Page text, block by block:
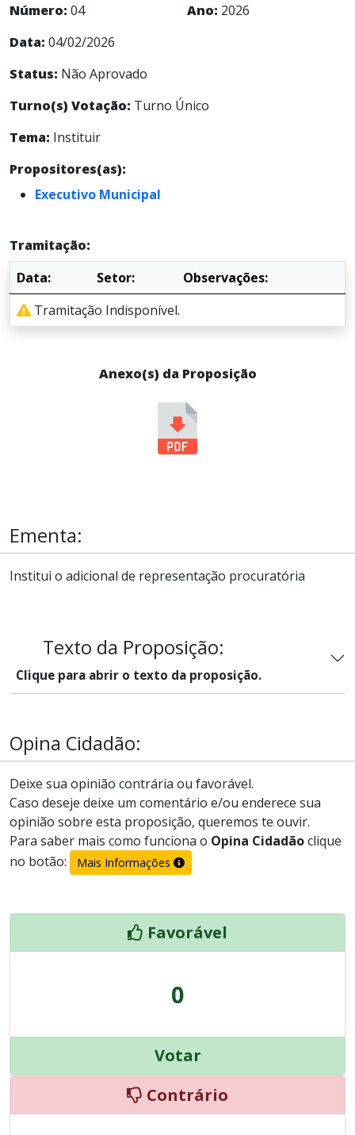
Número: 04 Ano: 2026
Data: 04/02/2026
Status: Não Aprovado
Turno(s) Votação: Turno Único
Tema: Instituir
Propositores(as):
Executivo Municipal
Tramitação:
Data:
Setor:
Observações:
Tramitação Indisponível.
Anexo(s) da Proposição
Ementa:
Institui o adicional de representação procuratória
Texto da Proposição:
Clique para abrir o texto da proposição.
Opina Cidadão:
Deixe sua opinião contrária ou favorável.
Caso deseje deixe um comentário e/ou enderece sua
opinião sobre esta proposição, queremos te ouvir.
Para saber mais como funciona o Opina Cidadãoclique
no botão:
Mais Informações
Favorável
0
Votar
Contrário